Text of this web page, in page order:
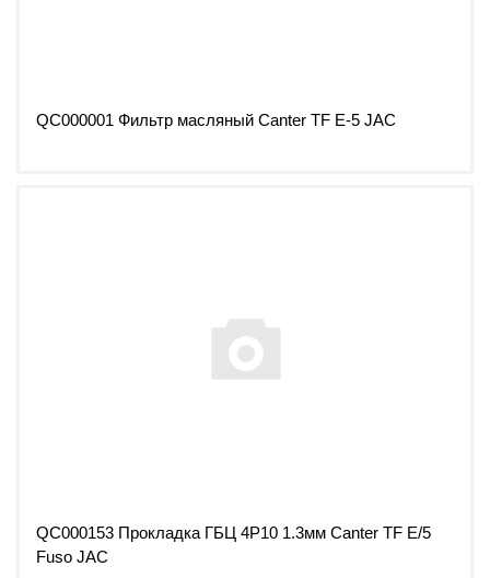
QC000001 Фильтр масляный Canter TF Е-5 JAC
QC000153 Прокладка ГБЦ 4P10 1.3мм Canter TF Е/5
Fuso JAC